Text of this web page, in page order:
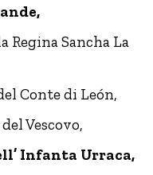
Regina Sancha La
Conte di León,
Vescovo,
Infanta Urraca,